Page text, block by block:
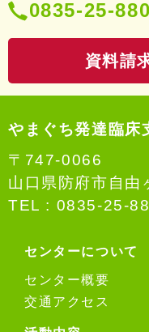
電
番
号：
0835-25-
資料請
やまぐち発達臨床
〒747-0066
山口県防府市自由
TEL : 0835-25-
センターについて
センター概要
交通アクセス